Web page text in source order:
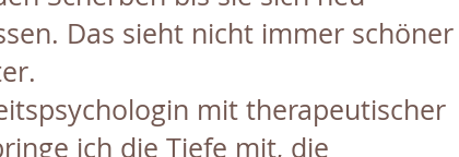
Das sieht nicht immer schöner
mit therapeutischer
ich die Tiefe mit, die